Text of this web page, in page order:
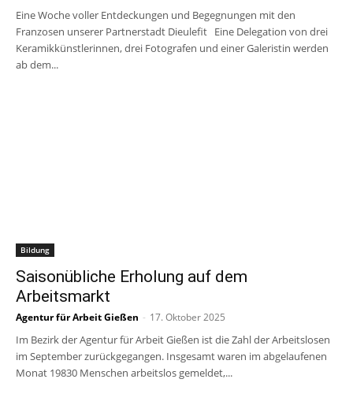
Eine Woche voller Entdeckungen und Begegnungen mit den
Franzosen unserer Partnerstadt Dieulefit Eine Delegation von drei
Keramikkünstlerinnen, drei Fotografen und einer Galeristin werden
ab dem...
Bildung
Saisonübliche Erholung auf dem
Arbeitsmarkt
Agentur für Arbeit Gießen - 17. Oktober 2025
Im Bezirk der Agentur für Arbeit Gießen ist die Zahl der Arbeitslosen
im September zurückgegangen. Insgesamt waren im abgelaufenen
Monat 19830 Menschen arbeitslos gemeldet,...